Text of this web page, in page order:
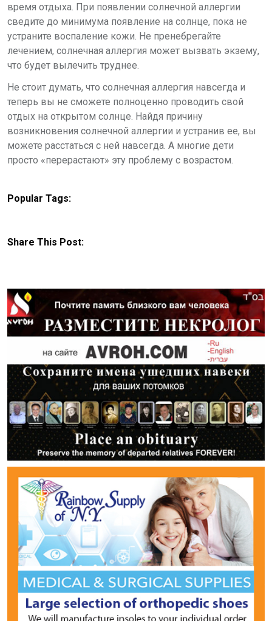
время отдыха. При появлении солнечной аллергии
сведите до минимума появление на солнце, пока не
устраните воспаление кожи. Не пренебрегайте
лечением, солнечная аллергия может вызвать экзему,
что будет вылечить труднее.
Не стоит думать, что солнечная аллергия навсегда и
теперь вы не сможете полноценно проводить свой
отдых на открытом солнце. Найдя причину
возникновения солнечной аллергии и устранив ее, вы
можете расстаться с ней навсегда. А многие дети
просто «перерастают» эту проблему с возрастом.
Popular Tags:
Share This Post: